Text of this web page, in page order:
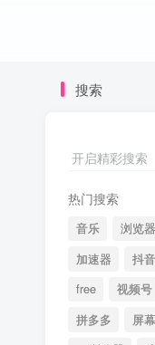
搜索
开启精彩搜索
热门搜索
音乐 浏览器
加速器
抖音
free
视频号
拼多多
屏